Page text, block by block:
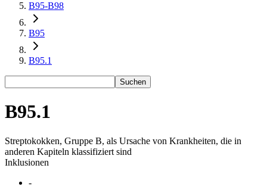
B95-B98
B95
B95.1
Suchen
B95.1
Streptokokken, Gruppe B, als Ursache von Krankheiten, die in
anderen Kapiteln klassifiziert sind
Inklusionen
-